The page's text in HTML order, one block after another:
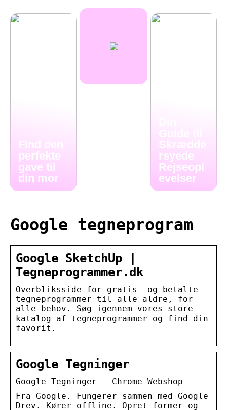
Find den
perfekte
gave til
din mor
Guide til
Skrædde
rsyede
Rejseopl
evelser
Google tegneprogram
Google SketchUp |
Tegneprogrammer.dk
Overbliksside for gratis- og betalte
tegneprogrammer til alle aldre, for
alle behov. Søg igennem vores store
katalog af tegneprogrammer og find din
favorit.
Google Tegninger
Google Tegninger – Chrome Webshop
Fra Google. Fungerer sammen med Google
Drev. Kører offline. Opret former og